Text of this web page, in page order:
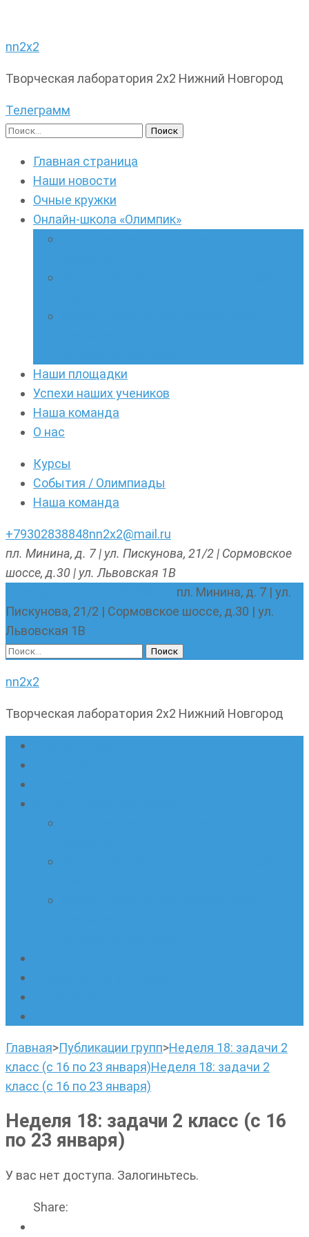
nn2x2
Творческая лаборатория 2х2 Нижний Новгород
Телеграмм
Найти:
Главная страница
Наши новости
Очные кружки
Онлайн-школа «Олимпик»
Наши площадки
Успехи наших учеников
Наша команда
О нас
Курсы
События / Олимпиады
Наша команда
+79302838848nn2x2@mail.ru
пл. Минина, д. 7 | ул. Пискунова, 21/2 | Сормовское
шоссе, д.30 | ул. Львовская 1В
пл. Минина, д. 7 | ул.
Пискунова, 21/2 | Сормовское шоссе, д.30 | ул.
Львовская 1В
Найти:
nn2x2
Творческая лаборатория 2х2 Нижний Новгород
Главная>Публикации групп>Неделя 18: задачи 2
класс (с 16 по 23 января)Неделя 18: задачи 2
класс (с 16 по 23 января)
Неделя 18: задачи 2 класс (с 16
по 23 января)
У вас нет доступа. Залогиньтесь.
Share: